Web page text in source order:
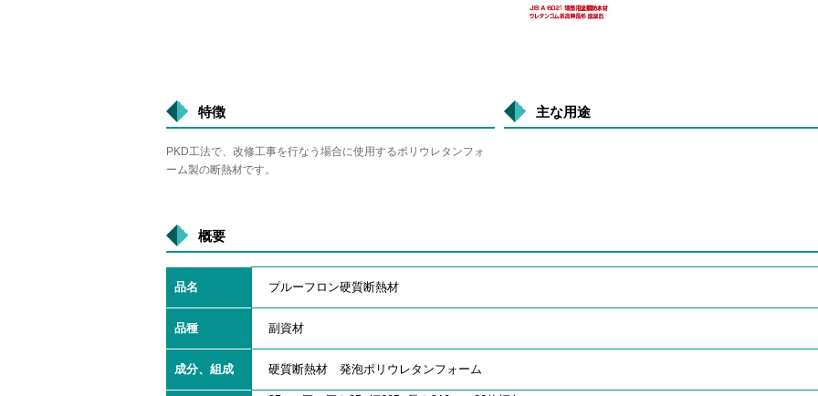
特徴
PKD工法で、改修工事を行なう場合に使用するポリウレタンフォ
ーム製の断熱材です。
主な用途
概要
品名 プルーフロン硬質断熱材
品種 副資材
成分、組成 硬質断熱材 発泡ポリウレタンフォーム